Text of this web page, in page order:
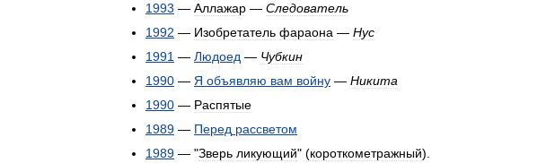
1993 — Аллажар — Следователь
1992 — Изобретатель фараона — Нус
1991 — Людоед — Чубкин
1990 — Я объявляю вам войну — Никита
1990 — Распятые
1989 — Перед рассветом
1989 — "Зверь ликующий" (короткометражный).